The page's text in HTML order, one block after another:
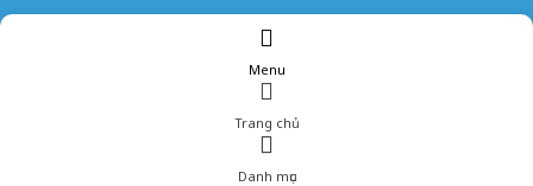
Menu
Trang chủ
Danh mục